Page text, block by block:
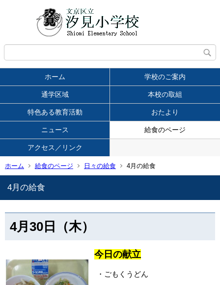
ホーム 学校のご案内
通学区域 本校の取組
特色ある教育活動 おたより
ニュース 給食のページ
アクセス／リンク
ホーム 給食のページ 日々の給食 4月の給食
4月の給食
4月30日（木）
今日の献立
・ごもくうどん